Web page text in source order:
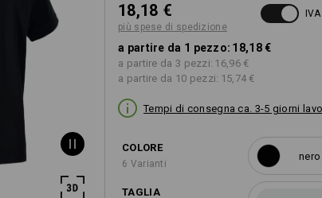
18,18 €
più spese di spedizione
a partire da 1 pezzo: 18,18 €
a partire da 3 pezzi: 16,96 €
a partire da 10 pezzi: 15,74 €
Tempi di consegna ca. 3-5 giorni
COLORE
6 Varianti
nero
TAGLIA